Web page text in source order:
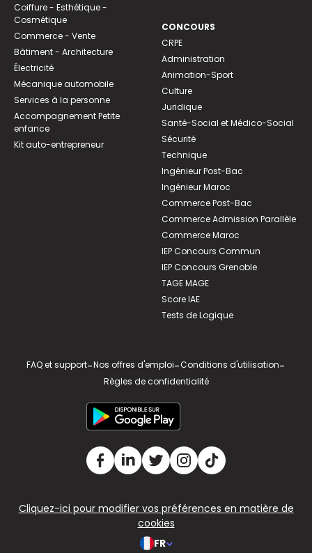
Coiffure - Esthétique -
Cosmétique
Commerce - Vente
Bâtiment - Architecture
Électricité
Mécanique automobile
Services à la personne
Accompagnement Petite
enfance
Kit auto-entrepreneur
CONCOURS
CRPE
Administration
Animation-Sport
Culture
Juridique
Santé-Social et Médico-Social
Sécurité
Technique
Ingénieur Post-Bac
Ingénieur Maroc
Commerce Post-Bac
Commerce Admission Parallèle
Commerce Maroc
IEP Concours Commun
IEP Concours Grenoble
TAGE MAGE
Score IAE
Tests de Logique
FAQ et support-Nos offres d'emploi-Conditions d'utilisation-
Règles de confidentialité
Cliquez-ici pour modifier vos préférences en matière de
cookies
FR